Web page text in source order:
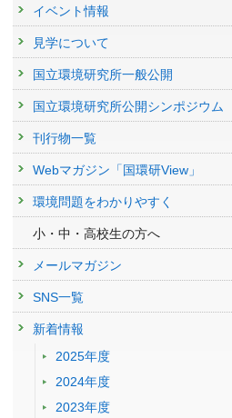
イベント情報
見学について
国立環境研究所一般公開
国立環境研究所公開シンポジウム
刊行物一覧
Webマガジン「国環研View」
環境問題をわかりやすく
小・中・高校生の方へ
メールマガジン
SNS一覧
新着情報
2025年度
2024年度
2023年度